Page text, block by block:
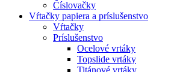
Číslovačky
Vŕtačky papiera a príslušenstvo
Vŕtačky
Príslušenstvo
Ocelové vrtáky
Topslide vrtáky
Titánové vrtáky